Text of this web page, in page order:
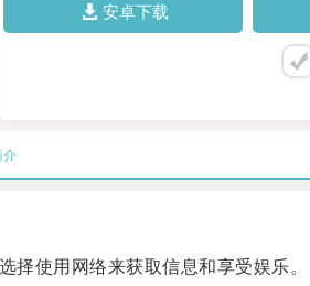
安卓下载
介
使用网络来获取信息和享受娱乐。